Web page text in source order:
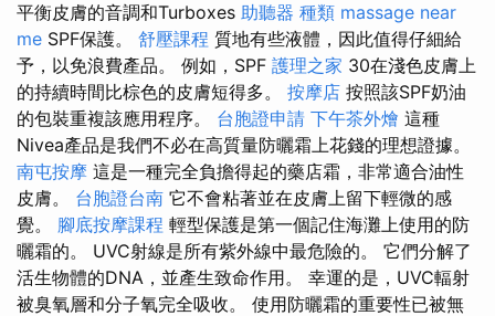
平衡皮膚的音調和Turboxes 助聽器 種類 massage near
me SPF保護。 舒壓課程 質地有些液體，因此值得仔細給
予，以免浪費產品。 例如，SPF 護理之家 30在淺色皮膚上
的持續時間比棕色的皮膚短得多。 按摩店 按照該SPF奶油
的包裝重複該應用程序。 台胞證申請 下午茶外燴 這種
Nivea產品是我們不必在高質量防曬霜上花錢的理想證據。
南屯按摩 這是一種完全負擔得起的藥店霜，非常適合油性
皮膚。 台胞證台南 它不會粘著並在皮膚上留下輕微的感
覺。 腳底按摩課程 輕型保護是第一個記住海灘上使用的防
曬霜的。 UVC射線是所有紫外線中最危險的。 它們分解了
活生物體的DNA，並產生致命作用。 幸運的是，UVC輻射
被臭氧層和分子氧完全吸收。 使用防曬霜的重要性已被無